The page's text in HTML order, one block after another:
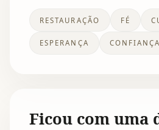
RESTAURAÇÃO FÉ
ESPERANÇA CONFIANÇA
Ficou com uma